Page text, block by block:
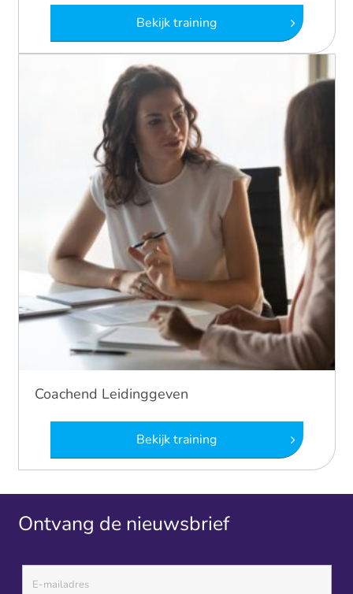
Bekijk training
Coachend Leidinggeven
Bekijk training
Ontvang de nieuwsbrief